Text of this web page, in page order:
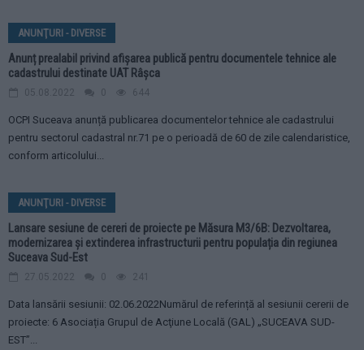
ANUNŢURI - DIVERSE
Anunț prealabil privind afișarea publică pentru documentele tehnice ale
cadastrului destinate UAT Râșca
05.08.2022 0 644
OCPI Suceava anunță publicarea documentelor tehnice ale cadastrului
pentru sectorul cadastral nr.71 pe o perioadă de 60 de zile calendaristice,
conform articolului...
ANUNŢURI - DIVERSE
Lansare sesiune de cereri de proiecte pe Măsura M3/6B: Dezvoltarea,
modernizarea și extinderea infrastructurii pentru populația din regiunea
Suceava Sud-Est
27.05.2022 0 241
Data lansării sesiunii: 02.06.2022Numărul de referință al sesiunii cererii de
proiecte: 6 Asociația Grupul de Acţiune Locală (GAL) „SUCEAVA SUD-
EST”...